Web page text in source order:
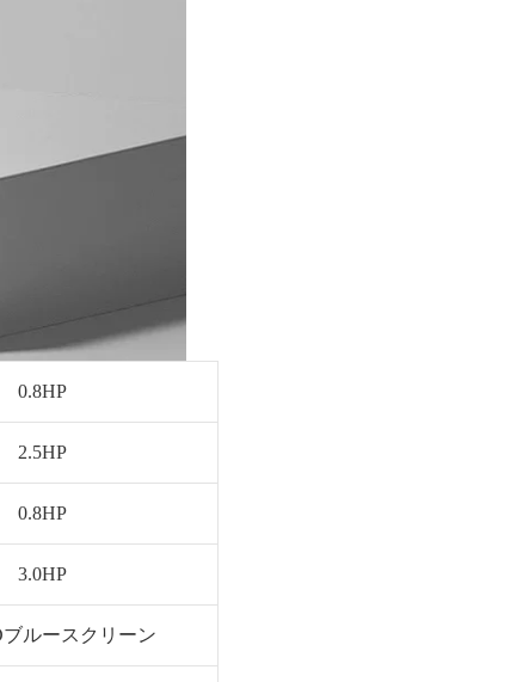
0.8HP
2.5HP
0.8HP
3.0HP
ルースクリーン